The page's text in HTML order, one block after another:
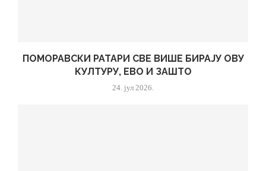
ПОМОРАВСКИ РАТАРИ СВЕ ВИШЕ БИРАЈУ ОВУ
КУЛТУРУ, ЕВО И ЗАШТО
24. јул 2026.